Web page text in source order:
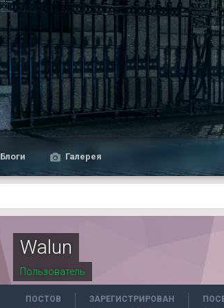
Блоги Галерея
Walun
Пользователь
ПОСТОВ ЗАРЕГИСТРИРОВАН